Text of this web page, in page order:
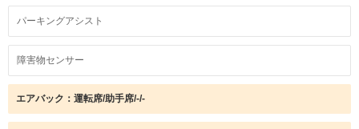
パーキングアシスト
障害物センサー
エアバック：運転席/助手席/-/-